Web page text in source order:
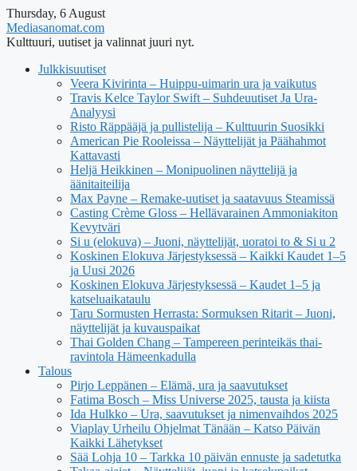
Thursday, 6 August
Mediasanomat.com
Kulttuuri, uutiset ja valinnat juuri nyt.
Julkkisuutiset
Veera Kivirinta – Huippu-uimarin ura ja vaikutus
Travis Kelce Taylor Swift – Suhdeuutiset Ja Ura-
Analyysi
Risto Räppääjä ja pullistelija – Kulttuurin Suosikki
American Pie Rooleissa – Näyttelijät ja Päähahmot
Kattavasti
Heljä Heikkinen – Monipuolinen näyttelijä ja
äänitaiteilija
Max Payne – Remake-uutiset ja saatavuus Steamissä
Casting Crème Gloss – Hellävarainen Ammoniakiton
Kevytväri
Si u (elokuva) – Juoni, näyttelijät, uoratoi to & Si u 2
Koskinen Elokuva Järjestyksessä – Kaikki Kaudet 1–5
ja Uusi 2026
Koskinen Elokuva Järjestyksessä – Kaudet 1–5 ja
katseluaikataulu
Taru Sormusten Herrasta: Sormuksen Ritarit – Juoni,
näyttelijät ja kuvauspaikat
Thai Golden Chang – Tampereen perinteikäs thai-
ravintola Hämeenkadulla
Talous
Pirjo Leppänen – Elämä, ura ja saavutukset
Fatima Bosch – Miss Universe 2025, tausta ja kiista
Ida Hulkko – Ura, saavutukset ja nimenvaihdos 2025
Viaplay Urheilu Ohjelmat Tänään – Katso Päivän
Kaikki Lähetykset
Sää Lohja 10 – Tarkka 10 päivän ennuste ja sadetutka